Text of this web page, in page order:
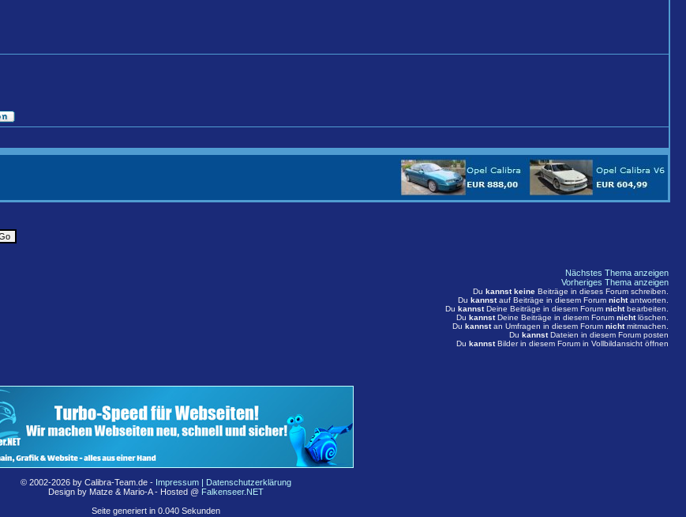
Nächstes Thema anzeigen
Vorheriges Thema anzeigen
Du kannst keine Beiträge in dieses Forum schreiben.
Du kannstauf Beiträge in diesem Forum nichtantworten.
Du kannstDeine Beiträge in diesem Forum nichtbearbeiten.
Du kannstDeine Beiträge in diesem Forum nichtlöschen.
Du kannstan Umfragen in diesem Forum nichtmitmachen.
Du kannstDateien in diesem Forum posten
Du kannstBilder in diesem Forum in Vollbildansicht öffnen
© 2002-2026 by Calibra-Team.de - Impressum | Datenschutzerklärung
Design by Matze & Mario-A - Hosted @ Falkenseer.NET
Seite generiert in 0.040 Sekunden